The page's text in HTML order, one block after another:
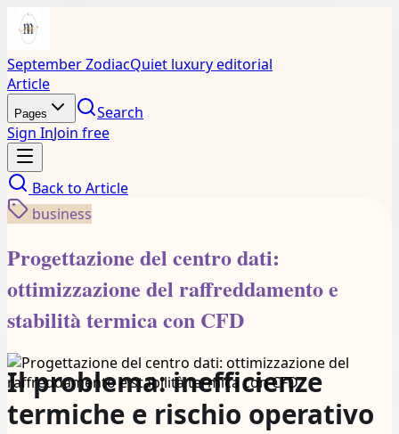
September ZodiacQuiet luxury editorial
Article
Pages
Search
Sign InJoin free
Back to Article
business
Progettazione del centro dati:
ottimizzazione del raffreddamento e
stabilità termica con CFD
Il problema: inefficienze
termiche e rischio operativo